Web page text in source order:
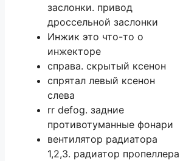
заслонки. привод
дроссельной заслонки
Инжик это что-то о
инжекторе
справа. скрытый ксенон
спрятал левый ксенон
слева
rr defog. задние
противотуманные фонари
вентилятор радиатора
1,2,3. радиатор пропеллера